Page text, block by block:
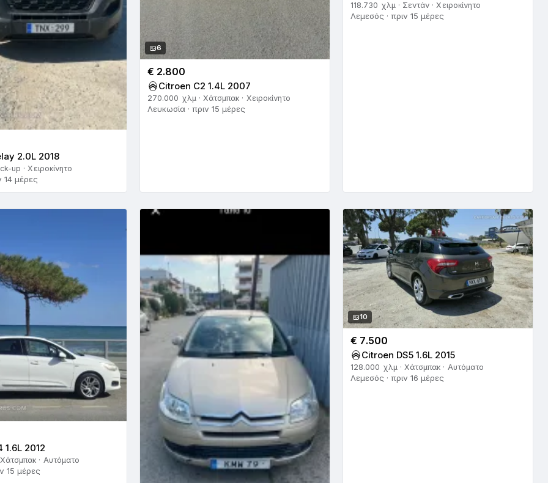
2.0L 2018
up · Χειροκίνητο
14 μέρες
6
€ 2.800
Citroen C2 1.4L 2007
270.000 χλμ · Χάτσμπακ · Χειροκίνητο
Λευκωσία · πριν 15 μέρες
118.730 χλμ · Σεντάν · Χειροκίνητο
Λεμεσός · πριν 15 μέρες
1.6L 2012
· Αυτόματο
15 μέρες
10
€ 7.500
Citroen DS5 1.6L 2015
128.000 χλμ · Χάτσμπακ · Αυτόματο
Λεμεσός · πριν 16 μέρες